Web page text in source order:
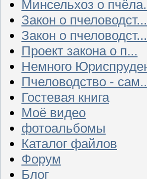
Минсельхоз о
Закон о пчеловодст...
Закон о пчеловодст...
Проект закона о п...
Немного
Пчеловодство -
Гостевая книга
Моё видео
фотоальбомы
Каталог файлов
Форум
Блог